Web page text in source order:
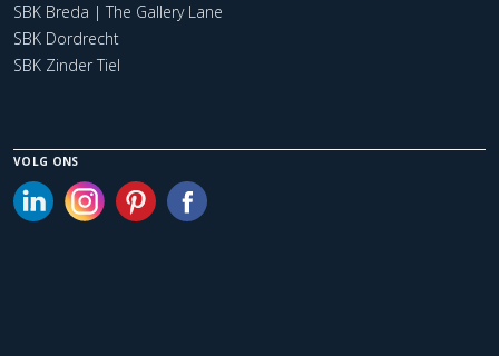
SBK Breda | The Gallery Lane
SBK Dordrecht
SBK Zinder Tiel
VOLG ONS